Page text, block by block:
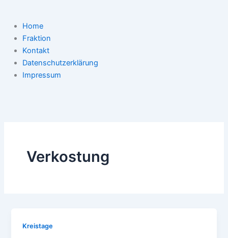
Home
Fraktion
Kontakt
Datenschutzerklärung
Impressum
Verkostung
Kreistage